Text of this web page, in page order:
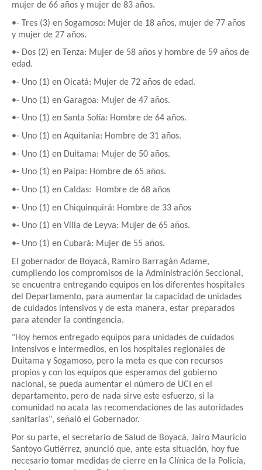
mujer de 66 años y mujer de 83 años.
•- Tres (3) en Sogamoso: Mujer de 18 años, mujer de 77 años
y mujer de 27 años.
•- Dos (2) en Tenza: Mujer de 58 años y hombre de 59 años de
edad.
•- Uno (1) en Oicatá: Mujer de 72 años de edad.
•- Uno (1) en Garagoa: Mujer de 47 años.
•- Uno (1) en Santa Sofía: Hombre de 64 años.
•- Uno (1) en Aquitania: Hombre de 31 años.
•- Uno (1) en Duitama: Mujer de 50 años.
•- Uno (1) en Paipa: Hombre de 65 años.
•- Uno (1) en Caldas: Hombre de 68 años
•- Uno (1) en Chiquinquirá: Hombre de 33 años
•- Uno (1) en Villa de Leyva: Mujer de 65 años.
•- Uno (1) en Cubará: Mujer de 55 años.
El gobernador de Boyacá, Ramiro Barragán Adame,
cumpliendo los compromisos de la Administración Seccional,
se encuentra entregando equipos en los diferentes hospitales
del Departamento, para aumentar la capacidad de unidades
de cuidados intensivos y de esta manera, estar preparados
para atender la contingencia.
"Hoy hemos entregado equipos para unidades de cuidados
intensivos e intermedios, en los hospitales regionales de
Duitama y Sogamoso, pero la meta es que con recursos
propios y con los equipos que esperamos del gobierno
nacional, se pueda aumentar el número de UCI en el
departamento, pero de nada sirve este esfuerzo, si la
comunidad no acata las recomendaciones de las autoridades
sanitarias", señaló el Gobernador.
Por su parte, el secretario de Salud de Boyacá, Jairo Mauricio
Santoyo Gutiérrez, anunció que, ante esta situación, hoy fue
necesario tomar medidas de cierre en la Clínica de la Policía,